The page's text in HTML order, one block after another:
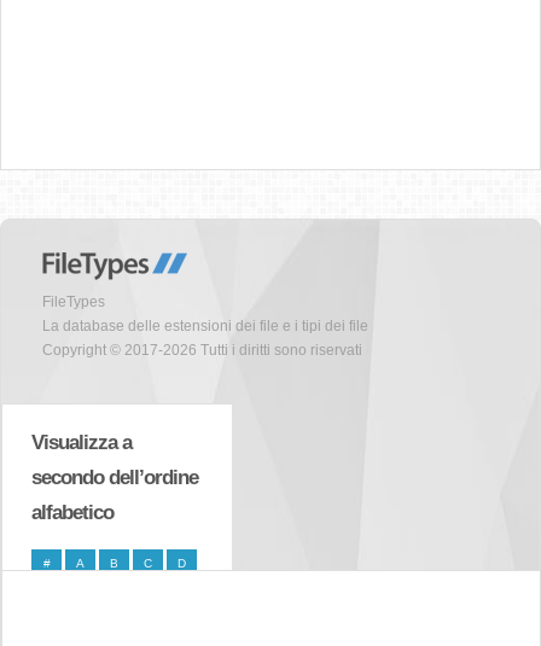
FileTypes
La database delle estensioni dei file e i tipi dei file
Copyright © 2017-2026 Tutti i diritti sono riservati
Visualizza a
secondo dell’ordine
alfabetico
# A B C D